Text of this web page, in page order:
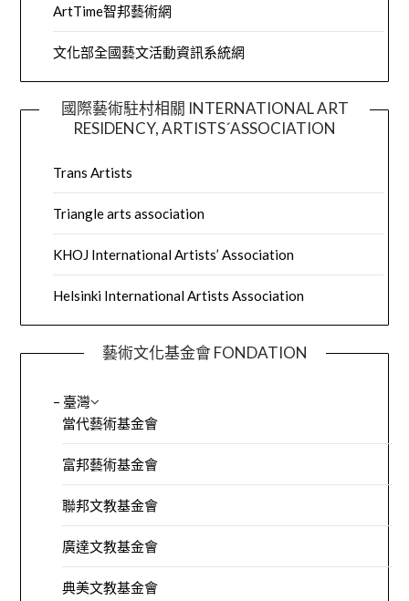
ArtTime智邦藝術網
文化部全國藝文活動資訊系統網
國際藝術駐村相關 INTERNATIONAL ART
RESIDENCY, ARTISTS´ASSOCIATION
Trans Artists
Triangle arts association
KHOJ International Artists’ Association
Helsinki International Artists Association
藝術文化基金會 FONDATION
– 臺灣
當代藝術基金會
富邦藝術基金會
聯邦文教基金會
廣達文教基金會
典美文教基金會